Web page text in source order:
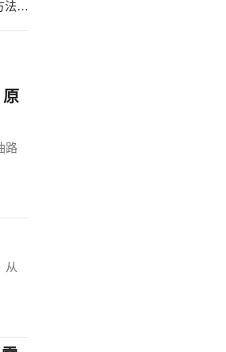
花洒支架松动如何固定？花洒支架松动的固定方法 花洒支架松动如何固定视频
路
从